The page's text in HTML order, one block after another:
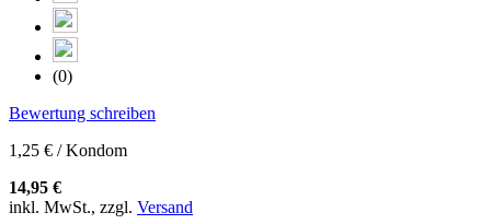
(0)
Bewertung schreiben
1,25 € / Kondom
14,95 €
inkl. MwSt., zzgl. Versand